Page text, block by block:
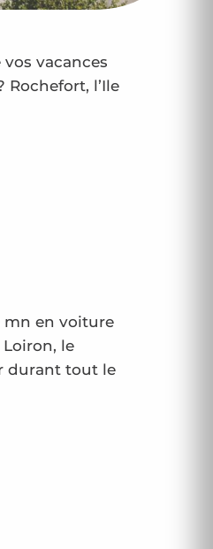
vacances
l’Ile
mn en voiture
le
durant tout le